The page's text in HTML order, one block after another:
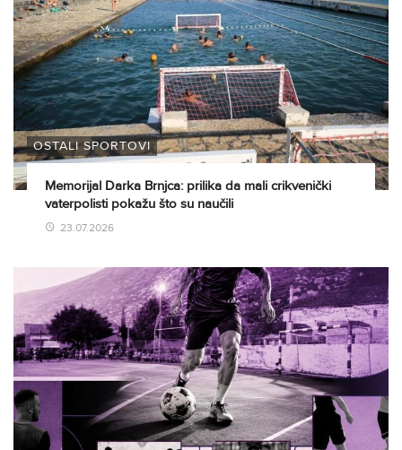
OSTALI SPORTOVI
Memorijal Darka Brnjca: prilika da mali crikvenički
vaterpolisti pokažu što su naučili
23.07.2026